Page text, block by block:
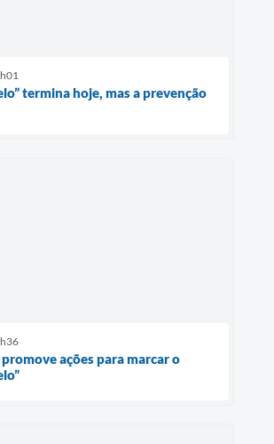
termina hoje, mas a prevenção
ações para marcar o